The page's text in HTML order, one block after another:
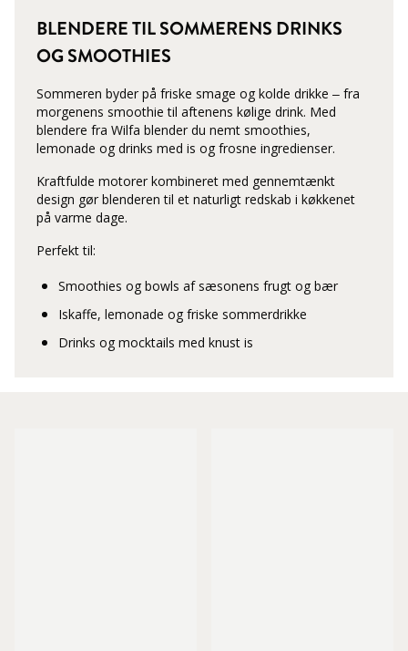
BLENDERE TIL SOMMERENS DRINKS
OG SMOOTHIES
Sommeren byder på friske smage og kolde drikke – fra
morgenens smoothie til aftenens kølige drink. Med
blendere fra Wilfa blender du nemt smoothies,
lemonade og drinks med is og frosne ingredienser.
Kraftfulde motorer kombineret med gennemtænkt
design gør blenderen til et naturligt redskab i køkkenet
på varme dage.
Perfekt til:
Smoothies og bowls af sæsonens frugt og bær
Iskaffe, lemonade og friske sommerdrikke
Drinks og mocktails med knust is